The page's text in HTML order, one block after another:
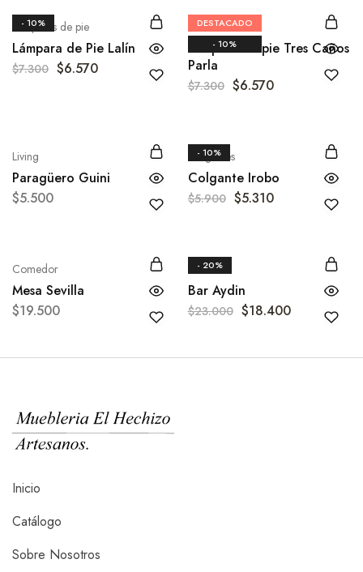
- 10%
Lámparas de pie
Lámpara de Pie Lalín
$7.300 $6.570
DESTACADO
- 10%
Comedor
Lámpara de pie Tres Caños
Parla
$7.300 $6.570
Living
Paragüero Guini
$5.500
- 10%
Colgantes
Colgante Irobo
$5.900 $5.310
Comedor
Mesa Sevilla
$19.500
- 20%
Barcitos
Bar Aydin
$23.000 $18.400
Inicio
Catálogo
Sobre Nosotros